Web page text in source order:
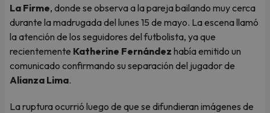
La Firme, donde se observa a la pareja bailando muy cerca
durante la madrugada del lunes 15 de mayo. La escena llamó
la atención de los seguidores del futbolista, ya que
recientemente Katherine Fernández había emitido un
comunicado confirmando su separación del jugador de
Alianza Lima.
La ruptura ocurrió luego de que se difundieran imágenes de